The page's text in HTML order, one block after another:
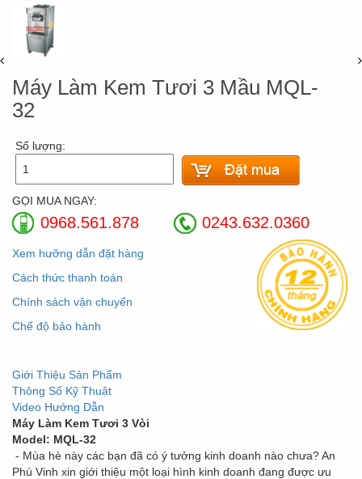
Máy Làm Kem Tươi 3 Mầu MQL-
32
Số lượng:
GỌI MUA NGAY:
0968.561.878 0243.632.0360
Xem hưỡng dẫn đặt hàng
Cách thức thanh toán
Chính sách vận chuyển
Chế độ bảo hành
Giới Thiệu Sản Phẩm
Thông Số Kỹ Thuật
Video Hướng Dẫn
Máy Làm Kem Tươi 3 Vòi
Model: MQL-32
- Mùa hè này các bạn đã có ý tưởng kinh doanh nào chưa? An
Phú Vinh xin giới thiệu một loại hình kinh doanh đang được ưu